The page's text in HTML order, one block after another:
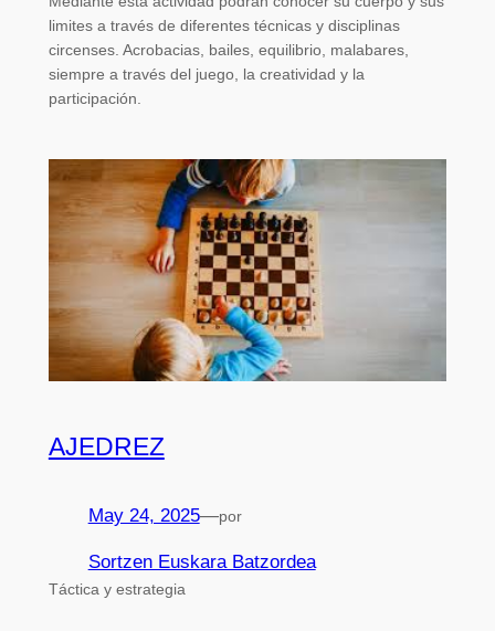
limites a través de diferentes técnicas y disciplinas
circenses. Acrobacias, bailes, equilibrio, malabares,
siempre a través del juego, la creatividad y la
participación.
AJEDREZ
May 24, 2025—por
Sortzen Euskara Batzordea
Táctica y estrategia